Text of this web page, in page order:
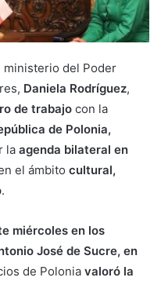
ministerio del Poder
Daniela Rodríguez,
de trabajo con la
de Polonia,
la agenda bilateral en
el ámbito cultural,
.
miércoles en los
José de Sucre, en
de Polonia valoró la